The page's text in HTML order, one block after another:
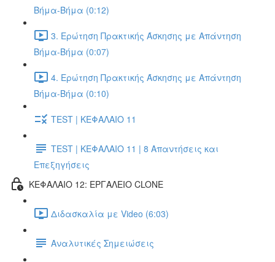
Βήμα-Βήμα (0:12)
3. Ερώτηση Πρακτικής Άσκησης με Απάντηση
Βήμα-Βήμα (0:07)
4. Ερώτηση Πρακτικής Άσκησης με Απάντηση
Βήμα-Βήμα (0:10)
TEST | ΚΕΦΑΛΑΙΟ 11
TEST | ΚΕΦΑΛΑΙΟ 11 | 8 Απαντήσεις και
Επεξηγήσεις
ΚΕΦΑΛΑΙΟ 12: ΕΡΓΑΛΕΙΟ CLONE
Διδασκαλία με Video (6:03)
Αναλυτικές Σημειώσεις